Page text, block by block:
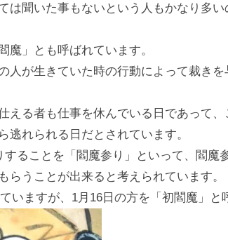
は聞いた事もないという人もかなり多い
魔」とも呼ばれています。
人が生きていた時の行動によって裁き
える者も仕事を休んでいる日であって
れられる日だとされています。
ることを「閻魔参り」といって、閻魔
らうことが出来ると考えられています。
いますが、1月16日の方を「初閻魔」と